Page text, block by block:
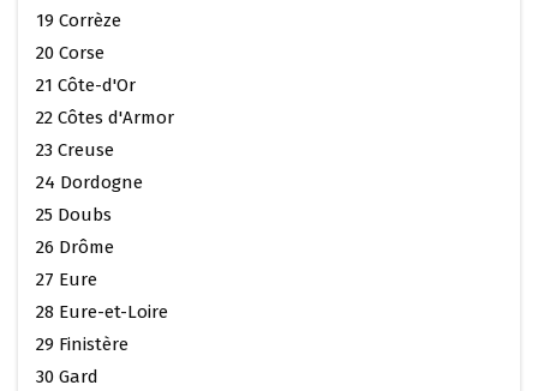
19 Corrèze
20 Corse
21 Côte-d'Or
22 Côtes d'Armor
23 Creuse
24 Dordogne
25 Doubs
26 Drôme
27 Eure
28 Eure-et-Loire
29 Finistère
30 Gard